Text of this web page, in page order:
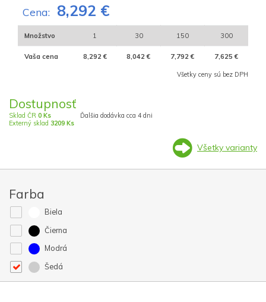
Cena: 8,292 €
Množstvo 1 30 150 300
Vaša cena 8,292 € 8,042 € 7,792 € 7,625 €
Všetky ceny sú bez DPH
Dostupnosť
Sklad ČR 0 Ks
Externý sklad 3209 Ks
Ďalšia dodávka cca 4 dni
Všetky varianty
Farba
Biela
Čierna
Modrá
Šedá